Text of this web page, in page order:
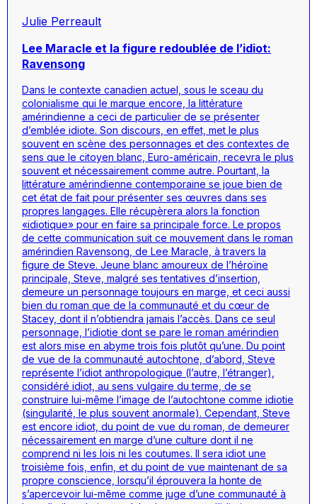
Julie Perreault
Lee Maracle et la figure redoublée de l’idiot:
Ravensong
Dans le contexte canadien actuel, sous le sceau du
colonialisme qui le marque encore, la littérature
amérindienne a ceci de particulier de se présenter
d’emblée idiote. Son discours, en effet, met le plus
souvent en scène des personnages et des contextes de
sens que le citoyen blanc, Euro-américain, recevra le plus
souvent et nécessairement comme autre. Pourtant, la
littérature amérindienne contemporaine se joue bien de
cet état de fait pour présenter ses œuvres dans ses
propres langages. Elle récupèrera alors la fonction
«idiotique» pour en faire sa principale force. Le propos
de cette communication suit ce mouvement dans le roman
amérindien Ravensong, de Lee Maracle, à travers la
figure de Steve. Jeune blanc amoureux de l’héroïne
principale, Steve, malgré ses tentatives d’insertion,
demeure un personnage toujours en marge, et ceci aussi
bien du roman que de la communauté et du cœur de
Stacey, dont il n’obtiendra jamais l’accès. Dans ce seul
personnage, l’idiotie dont se pare le roman amérindien
est alors mise en abyme trois fois plutôt qu’une. Du point
de vue de la communauté autochtone, d’abord, Steve
représente l’idiot anthropologique (l’autre, l’étranger),
considéré idiot, au sens vulgaire du terme, de se
construire lui-même l’image de l’autochtone comme idiotie
(singularité, le plus souvent anormale). Cependant, Steve
est encore idiot, du point de vue du roman, de demeurer
nécessairement en marge d’une culture dont il ne
comprend ni les lois ni les coutumes. Il sera idiot une
troisième fois, enfin, et du point de vue maintenant de sa
propre conscience, lorsqu’il éprouvera la honte de
s’apercevoir lui-même comme juge d’une communauté à